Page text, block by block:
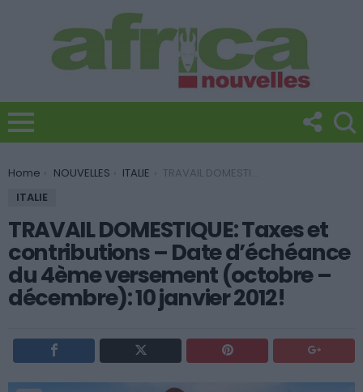
You are here:
Home NOUVELLES ITALIE
TRAVAIL DOMESTIQUE: Taxes et contributions – Date d’échéance du 4ème versement (octobre – décembre): 10 janvier 2012!
ITALIE
TRAVAIL DOMESTIQUE: Taxes et
contributions – Date d’échéance
du 4ème versement (octobre –
décembre): 10 janvier 2012!